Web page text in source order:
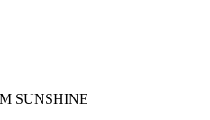
SUNSHINE